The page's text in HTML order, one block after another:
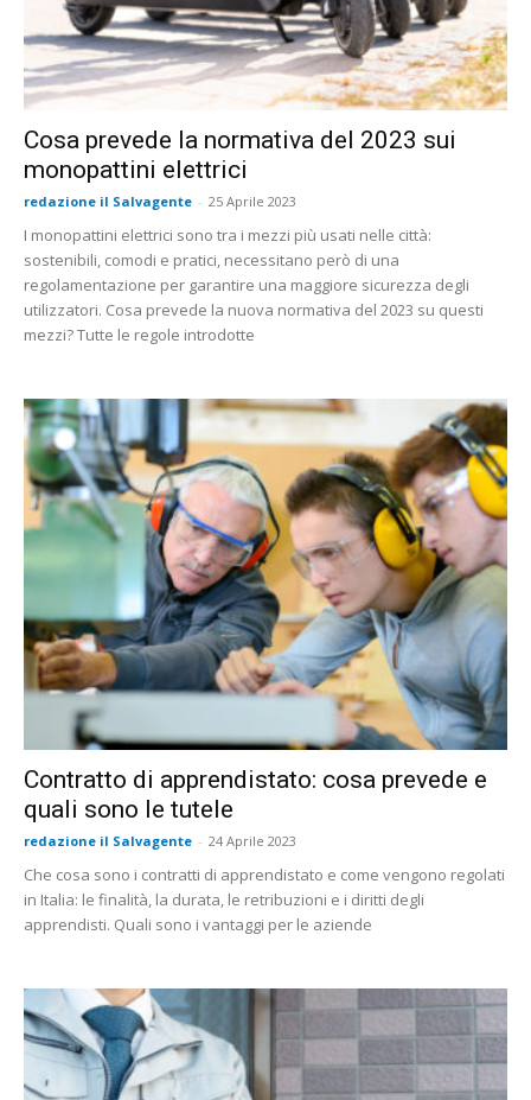
Cosa prevede la normativa del 2023 sui
monopattini elettrici
redazione il Salvagente - 25 Aprile 2023
I monopattini elettrici sono tra i mezzi più usati nelle città:
sostenibili, comodi e pratici, necessitano però di una
regolamentazione per garantire una maggiore sicurezza degli
utilizzatori. Cosa prevede la nuova normativa del 2023 su questi
mezzi? Tutte le regole introdotte
Contratto di apprendistato: cosa prevede e
quali sono le tutele
redazione il Salvagente - 24 Aprile 2023
Che cosa sono i contratti di apprendistato e come vengono regolati
in Italia: le finalità, la durata, le retribuzioni e i diritti degli
apprendisti. Quali sono i vantaggi per le aziende